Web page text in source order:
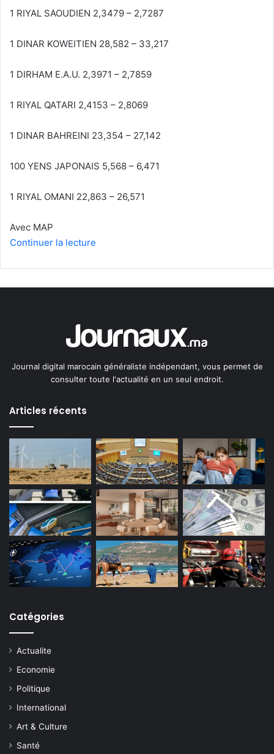
1 RIYAL SAOUDIEN 2,3479 – 2,7287
1 DINAR KOWEITIEN 28,582 – 33,217
1 DIRHAM E.A.U. 2,3971 – 2,7859
1 RIYAL QATARI 2,4153 – 2,8069
1 DINAR BAHREINI 23,354 – 27,142
100 YENS JAPONAIS 5,568 – 6,471
1 RIYAL OMANI 22,863 – 26,571
Avec MAP
Continuer la lecture
Journal digital marocain généraliste indépendant, vous permet de
consulter toute l'actualité en un seul endroit.
Articles récents
Catégories
Actualite
Economie
Politique
International
Art & Culture
Santé